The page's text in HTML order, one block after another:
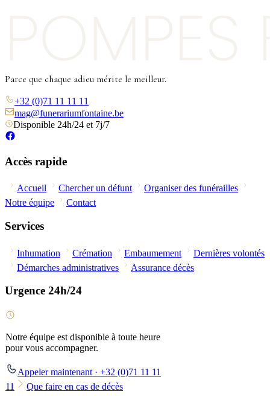
Parce que chaque adieu mérite le meilleur.
+32 (0)71 11 11 11
mag@funerariumfontaine.be
Disponible 24h/24 et 7j/7
Accès rapide
Accueil Chercher un défunt
Organiser des funérailles
Notre équipe
Contact
Services
Inhumation Crémation Embaumement
Dernières volontés
Démarches administratives
Assurance décès
Urgence 24h/24
Notre équipe est disponible à toute heure
pour vous accompagner.
Appeler maintenant · +32 (0)71 11 11
11
Que faire en cas de décès